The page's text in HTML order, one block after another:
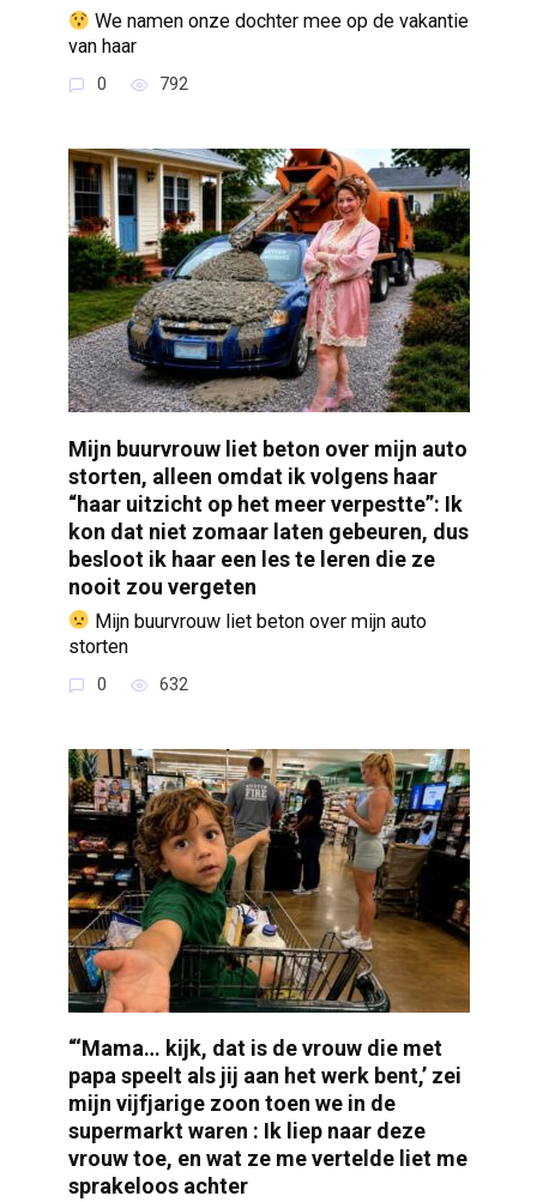
We namen onze dochter mee op de vakantie
van haar
0 792
Mijn buurvrouw liet beton over mijn auto
storten, alleen omdat ik volgens haar
“haar uitzicht op het meer verpestte”: Ik
kon dat niet zomaar laten gebeuren, dus
besloot ik haar een les te leren die ze
nooit zou vergeten
Mijn buurvrouw liet beton over mijn auto
storten
0 632
“‘Mama… kijk, dat is de vrouw die met
papa speelt als jij aan het werk bent,’ zei
mijn vijfjarige zoon toen we in de
supermarkt waren : Ik liep naar deze
vrouw toe, en wat ze me vertelde liet me
sprakeloos achter